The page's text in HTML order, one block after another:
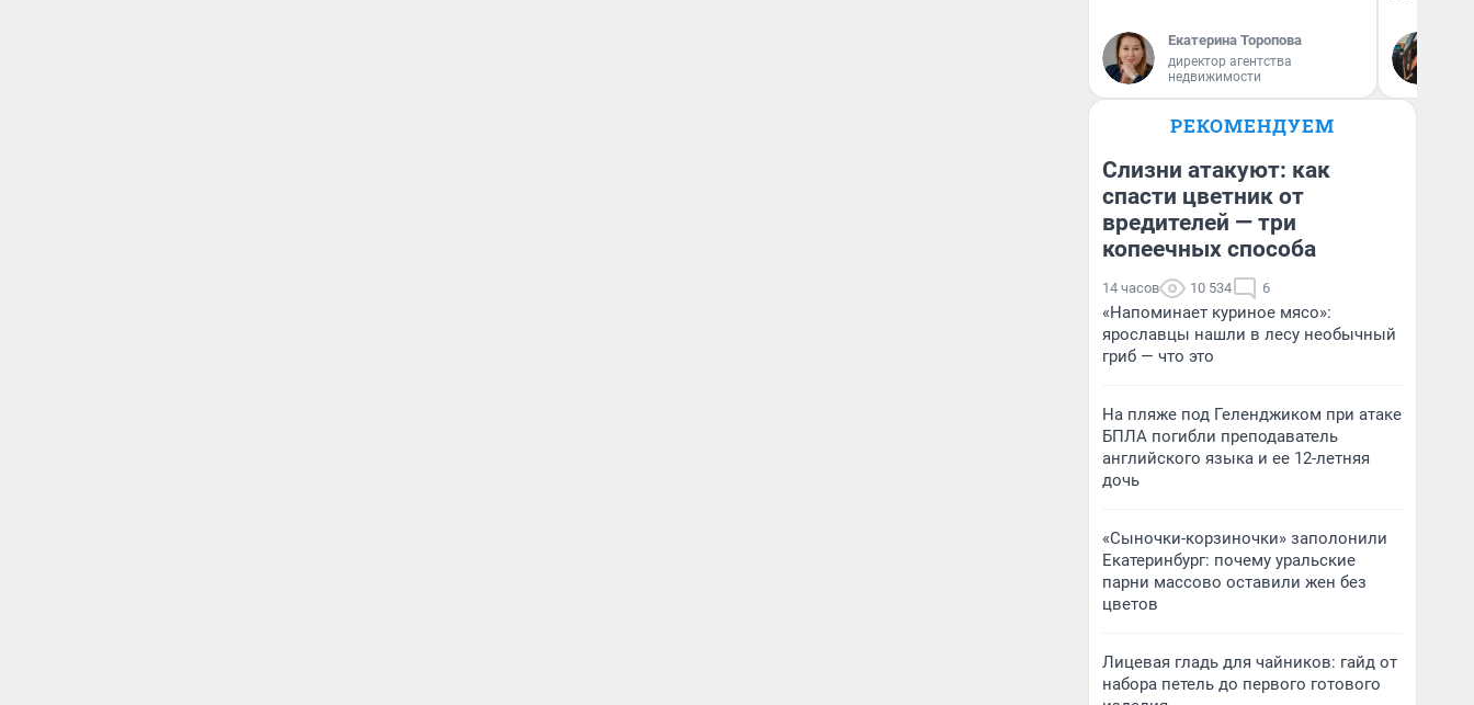
Екатерина Торопова
директор агентства
недвижимости
РЕКОМЕНДУЕМ
Слизни атакуют: как
спасти цветник от
вредителей — три
копеечных способа
14 часов 10 534 6
«Напоминает куриное мясо»:
ярославцы нашли в лесу необычный
гриб — что это
На пляже под Геленджиком при атаке
БПЛА погибли преподаватель
английского языка и ее 12-летняя
дочь
«Сыночки-корзиночки» заполонили
Екатеринбург: почему уральские
парни массово оставили жен без
цветов
Лицевая гладь для чайников: гайд от
набора петель до первого готового